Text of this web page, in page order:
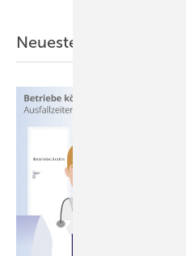
Neueste ASU-Artikel